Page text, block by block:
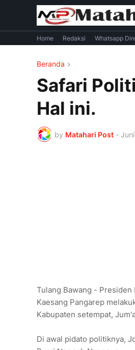
Home Redaksi Whatsapp
Beranda
Safari
Hal ini.
by Matahari Post -
Tulang Bawang -
Kaesang Pangarep
Kabupaten setempat,
Di awal pidato politiknya,